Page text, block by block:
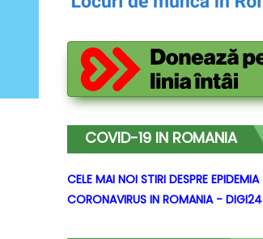
COVID-19 IN ROMANIA
CELE MAI NOI STIRI DESPRE EPIDEMIA
CORONAVIRUS IN ROMANIA - DIGI24